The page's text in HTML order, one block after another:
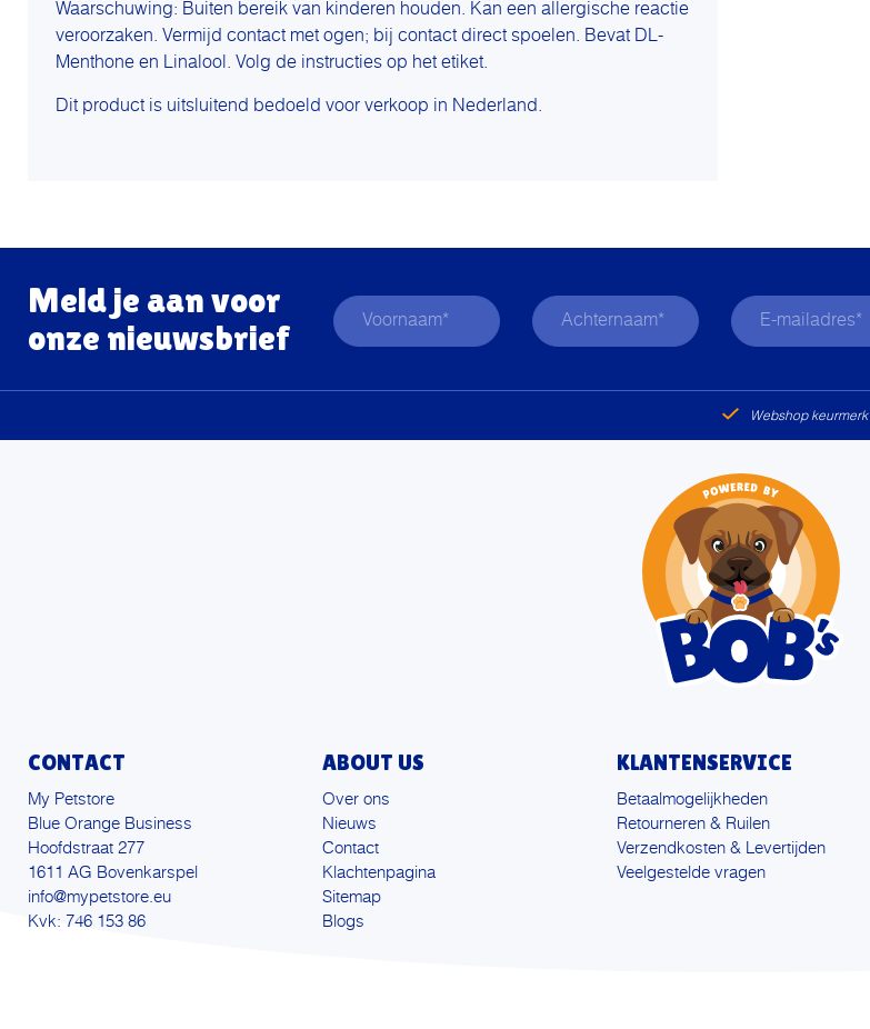
Waarschuwing: Buiten bereik van kinderen houden. Kan een allergische reactie
veroorzaken. Vermijd contact met ogen; bij contact direct spoelen. Bevat DL-
Menthone en Linalool. Volg de instructies op het etiket.
Dit product is uitsluitend bedoeld voor verkoop in Nederland.
Meld je aan voor
onze nieuwsbrief
Webshop keurmerk
CONTACT
My Petstore
Blue Orange Business
Hoofdstraat 277
1611 AG Bovenkarspel
info@mypetstore.eu
Kvk: 746 153 86
ABOUT US
Over ons
Nieuws
Contact
Klachtenpagina
Sitemap
Blogs
KLANTENSERVICE
Betaalmogelijkheden
Retourneren & Ruilen
Verzendkosten & Levertijden
Veelgestelde vragen